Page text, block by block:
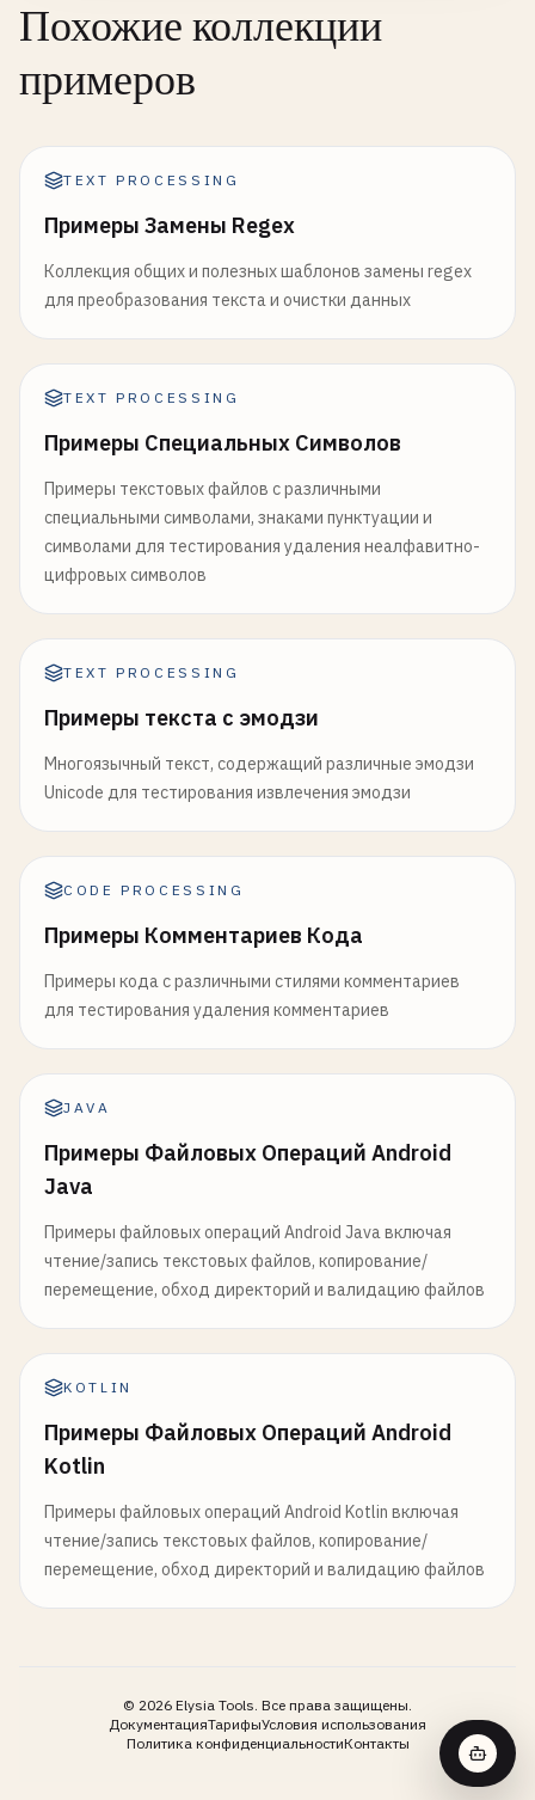
Похожие коллекции
примеров
TEXT PROCESSING
Примеры Замены Regex
Коллекция общих и полезных шаблонов замены regex
для преобразования текста и очистки данных
TEXT PROCESSING
Примеры Специальных Символов
Примеры текстовых файлов с различными
специальными символами, знаками пунктуации и
символами для тестирования удаления неалфавитно-
цифровых символов
TEXT PROCESSING
Примеры текста с эмодзи
Многоязычный текст, содержащий различные эмодзи
Unicode для тестирования извлечения эмодзи
CODE PROCESSING
Примеры Комментариев Кода
Примеры кода с различными стилями комментариев
для тестирования удаления комментариев
JAVA
Примеры Файловых Операций Android
Java
Примеры файловых операций Android Java включая
чтение/запись текстовых файлов, копирование/
перемещение, обход директорий и валидацию файлов
KOTLIN
Примеры Файловых Операций Android
Kotlin
Примеры файловых операций Android Kotlin включая
чтение/запись текстовых файлов, копирование/
перемещение, обход директорий и валидацию файлов
© 2026 Elysia Tools. Все права защищены.
ДокументацияТарифыУсловия использования
Политика конфиденциальностиКонтакты